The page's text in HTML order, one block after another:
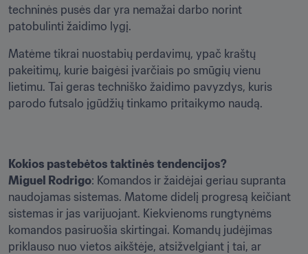
techninės pusės dar yra nemažai darbo norint
patobulinti žaidimo lygį.
Matėme tikrai nuostabių perdavimų, ypač kraštų
pakeitimų, kurie baigėsi įvarčiais po smūgių vienu
lietimu. Tai geras techniško žaidimo pavyzdys, kuris
parodo futsalo įgūdžių tinkamo pritaikymo naudą.
Kokios pastebėtos taktinės tendencijos?
Miguel Rodrigo: Komandos ir žaidėjai geriau supranta
naudojamas sistemas. Matome didelį progresą keičiant
sistemas ir jas varijuojant. Kiekvienoms rungtynėms
komandos pasiruošia skirtingai. Komandų judėjimas
priklauso nuo vietos aikštėje, atsižvelgiant į tai, ar